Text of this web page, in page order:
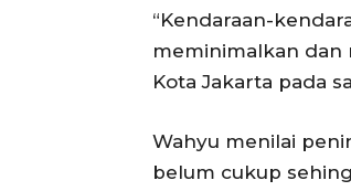
“Kendaraan-
meminimalkan dan
Kota Jakarta pada
Wahyu menilai
belum cukup